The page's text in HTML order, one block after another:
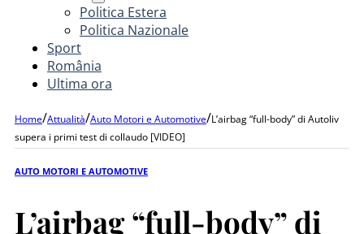
Politica Estera
Politica Nazionale
Sport
România
Ultima ora
Home/Attualità/Auto Motori e Automotive/L’airbag “full-body” di Autoliv
supera i primi test di collaudo [VIDEO]
AUTO MOTORI E AUTOMOTIVE
L’airbag “full-body” di